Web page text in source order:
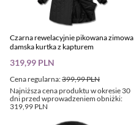
Czarna rewelacyjnie pikowana zimowa
damska kurtka z kapturem
Cena regularna:399,99 PLN
319,99 PLN
Najniższa cena produktu w okresie 30
dni przed wprowadzeniem obniżki:
319,99 PLN